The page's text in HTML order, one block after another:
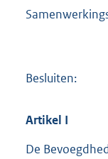
Besluiten:
Artikel I
De